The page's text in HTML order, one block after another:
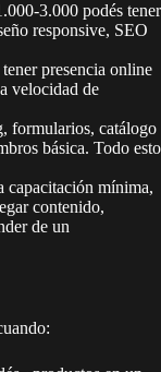
3.000 podés tener
responsive, SEO
presencia online
velocidad de
formularios, catálogo
básica. Todo esto
capacitación mínima,
contenido,
de un